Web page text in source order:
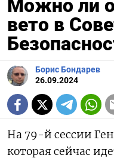
Можно ли
вето в
Борис Бондарев
26.09.2024
На 79-й сессии
которая сейчас